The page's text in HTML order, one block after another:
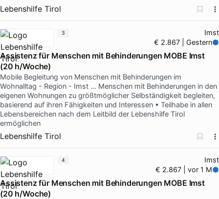
Lebenshilfe Tirol
Imst
€ 2.867 | Gestern
Assistenz für Menschen mit Behinderungen MOBE Imst
(20 h/Woche)
Mobile Begleitung von Menschen mit Behinderungen im
Wohnalltag - Region - Imst … Menschen mit Behinderungen in den
eigenen Wohnungen zu größtmöglicher Selbständigkeit begleiten,
basierend auf ihren Fähigkeiten und Interessen • Teilhabe in allen
Lebensbereichen nach dem Leitbild der Lebenshilfe Tirol
ermöglichen
Lebenshilfe Tirol
3
Imst
€ 2.867 | vor 1 M
Assistenz für Menschen mit Behinderungen MOBE Imst
(20 h/Woche)
4